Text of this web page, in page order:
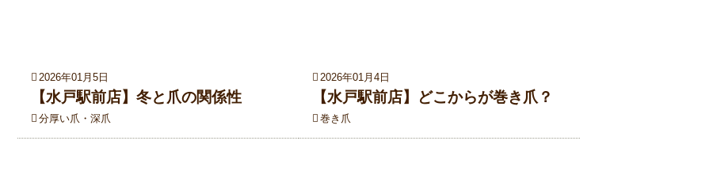
2026年01月5日
【水戸駅前店】冬と爪の関係性
分厚い爪・深爪
2026年01月4日
【水戸駅前店】どこからが巻き爪？
巻き爪